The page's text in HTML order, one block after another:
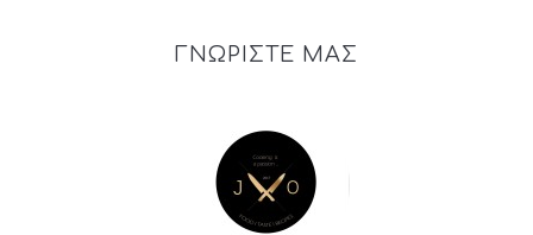
ΓΝΩΡΙΣΤΕ ΜΑΣ